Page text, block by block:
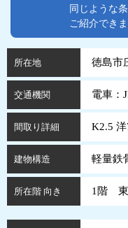
同じような
ご紹介できま
所在地 徳島市
交通機関 電車：
間取り詳細 K2.5 洋
建物構造 軽量
所在階 向き 1階 東